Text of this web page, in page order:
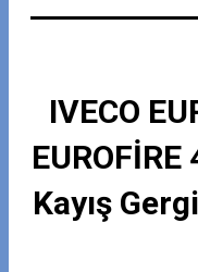
IVECO
Kayış